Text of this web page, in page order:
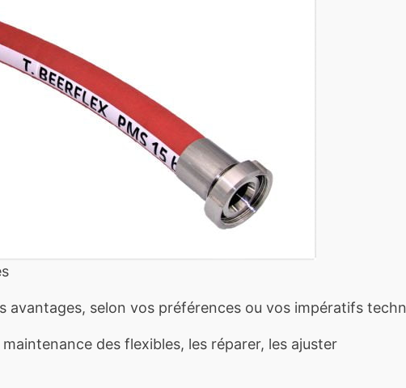
selon vos préférences ou vos impératifs
des flexibles, les réparer, les ajuster